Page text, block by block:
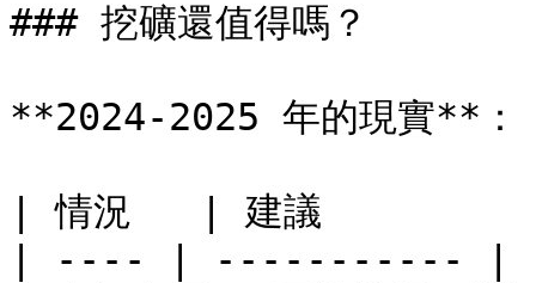
### 挖礦還值得嗎？
**2024-2025 年的現實**：
| 情況   | 建議
| ---- | ----------- |